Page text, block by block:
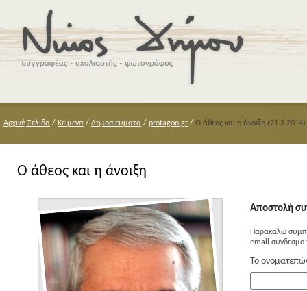
Αρχική Σελίδα / Κείμενα / Δημοσιεύματα / protagon.gr / Ο άθεος και η άνοιξη (21.3.2014)
Ο άθεος και η άνοιξη
Αποστολή
Παρακαλώ
email σύνδεσμο
Το